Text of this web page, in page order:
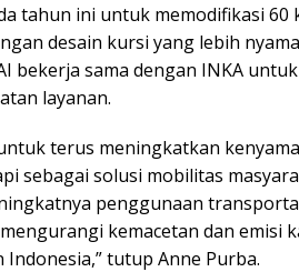
tahun ini untuk memodifikasi 60
desain kursi yang lebih
bekerja sama dengan INKA
layanan.
terus meningkatkan
sebagai solusi mobilitas
penggunaan
kemacetan dan emisi
Indonesia,” tutup Anne Purba.